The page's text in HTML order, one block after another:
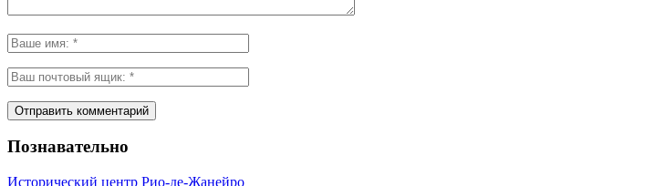
Познавательно
Исторический центр Рио-де-Жанейро